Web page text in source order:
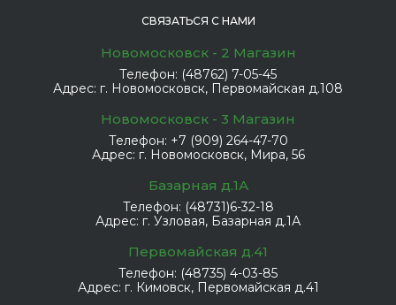
СВЯЗАТЬСЯ С НАМИ
Новомосковск - 2 Магазин
Телефон: (48762) 7-05-45
Адрес: г. Новомосковск, Первомайская д.108
Новомосковск - 3 Магазин
Телефон: +7 (909) 264-47-70
Адрес: г. Новомосковск, Мира, 56
Базарная д.1А
Телефон: (48731)6-32-18
Адрес: г. Узловая, Базарная д.1А
Первомайская д.41
Телефон: (48735) 4-03-85
Адрес: г. Кимовск, Первомайская д.41